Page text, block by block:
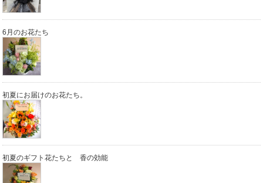
6月のお花たち
初夏にお届けのお花たち。
初夏のギフト花たちと 香の効能